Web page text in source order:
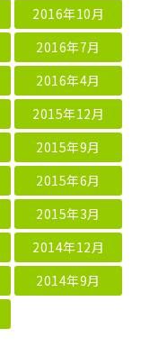
2016年10月
2016年7月
2016年4月
2015年12月
2015年9月
2015年6月
2015年3月
2014年12月
2014年9月